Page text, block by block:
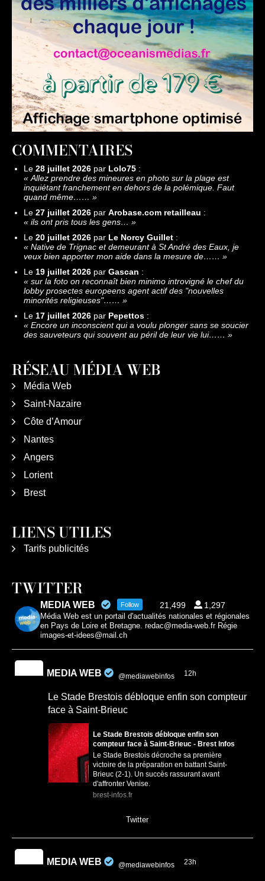
COMMENTAIRES
Le 28 juillet 2026 par Lolo75 :
« Allez prendre des mineures en photo sur la plage est
inquiétant franchement en dehors de la polémique. Faut
quand même…… »
Le 27 juillet 2026 par Arobase.com retailleau :
« ils ont pris tous les gens… »
Le 20 juillet 2026 par Le Norcy Guillet :
« Native de Trignac et demeurant à St André des Eaux, je
veux bien apporter mon aide dans la mesure de…… »
Le 19 juillet 2026 par Gascan :
« sur la foto on reconnaît bien minimo introvigné le chef du
lobby prosectes europeens agent actif des "nouvelles
minorités religieuses"…… »
Le 17 juillet 2026 par Pepettos :
« Encore un inconscient qui a voulu plonger sans se soucier
des sauveteurs qui souvent au péril de leur vie lui…… »
RÉSEAU MÉDIA WEB
Média Web
Saint-Nazaire
Côte d’Amour
Nantes
Angers
Lorient
Brest
LIENS UTILES
Tarifs publicités
TWITTER
MEDIA WEB Follow 21,499 1,297
Média Web est un portail d'actualités nationales et régionales
en Pays de Loire et Bretagne. redac@media-web.fr Régie
images-et-idees@mail.ch
MEDIA WEB @mediawebinfos 12h
Le Stade Brestois débloque enfin son compteur
face à Saint-Brieuc
Le Stade Brestois débloque enfin son
compteur face à Saint-Brieuc - Brest Infos
Le Stade Brestois décroche sa première
victoire de la préparation en battant Saint-
Brieuc (2-1). Un succès rassurant avant
d'affronter Venise.
brest-infos.fr
Twitter
MEDIA WEB @mediawebinfos 23h